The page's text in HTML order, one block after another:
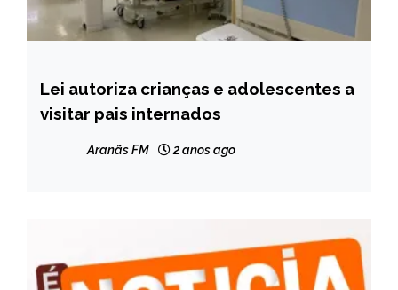
BRASIL
Lei autoriza crianças e adolescentes a
visitar pais internados
Aranãs FM 2 anos ago